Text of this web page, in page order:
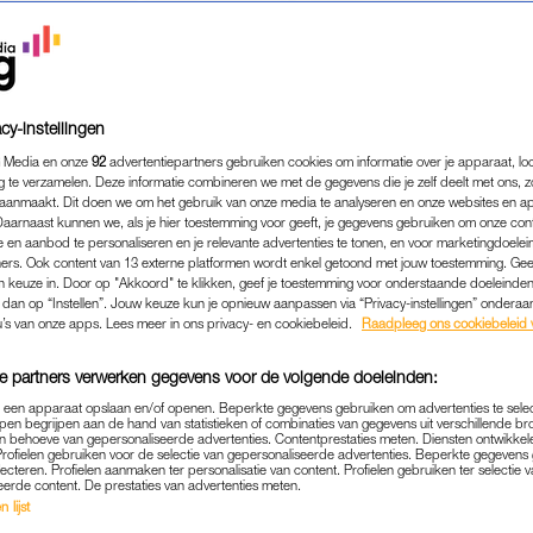
OPENHARTIG OVER
IN 'DE GEKNIPTE
WAS ZO ONWERKELIJK'
MEDIA|FRAGMENT GEMIST
12-09-2025 | MANUELA BLANKESTIJN
van
neemt rapper Glen
instellingen
en onze 92 advertentiepartners gebruiken cookies om informatie over je apparaat,
te verzamelen. Deze informatie combineren we met de gegevens die je zelf deelt met ons,
Dit doen we om het gebruik van onze media te analyseren en onze websites en
kunnen we, als je hier toestemming voor geeft, je gegevens gebruiken om onze
en aanbod te personaliseren en je relevante advertenties te tonen, en voor
Ook content van 13 externe platformen wordt enkel getoond met jouw toestemming.
keuze in. Door op "Akkoord" te klikken, geef je toestemming voor onderstaande
op “Instellen”. Jouw keuze kun je opnieuw aanpassen via “Privacy-instellingen”
van onze apps. Lees meer in ons privacy- en cookiebeleid.
Raadpleeg ons cookiebeleid
partners verwerken gegevens voor de volgende doeleinden:
apparaat opslaan en/of openen. Beperkte gegevens gebruiken om advertenties te
begrijpen aan de hand van statistieken of combinaties van gegevens uit verschillende
behoeve van gepersonaliseerde advertenties. Contentprestaties meten. Diensten
gebruiken voor de selectie van gepersonaliseerde advertenties. Beperkte
Profielen aanmaken ter personalisatie van content. Profielen gebruiken ter selectie
content. De prestaties van advertenties meten.
lijst